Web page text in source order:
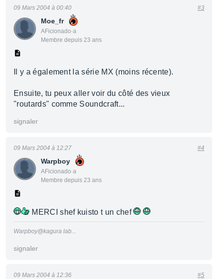
Moe_fr
AFicionado·a
Membre depuis 23 ans
09 Mars 2004 à 00:40 #3
Il y a également la série MX (moins récente).
Ensuite, tu peux aller voir du côté des vieux
"routards" comme Soundcraft...
signaler
Warpboy
AFicionado·a
Membre depuis 23 ans
09 Mars 2004 à 12:27 #4
MERCI shef kuisto t un chef
Warpboy@kagura lab...
signaler
09 Mars 2004 à 12:36 #5